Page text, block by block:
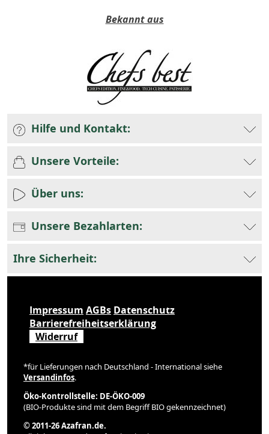
Bekannt aus
Hilfe und Kontakt:
Unsere Vorteile:
Über uns:
Unsere Bezahlarten:
Ihre Sicherheit:
Impressum AGBs Datenschutz
Barrierefreiheitserklärung
Widerruf
*für Lieferungen nach Deutschland - International siehe
Versandinfos.
Öko-Kontrollstelle: DE-ÖKO-009
(BIO-Produkte sind mit dem Begriff BIO gekennzeichnet)
© 2011-26 Azafran.de.